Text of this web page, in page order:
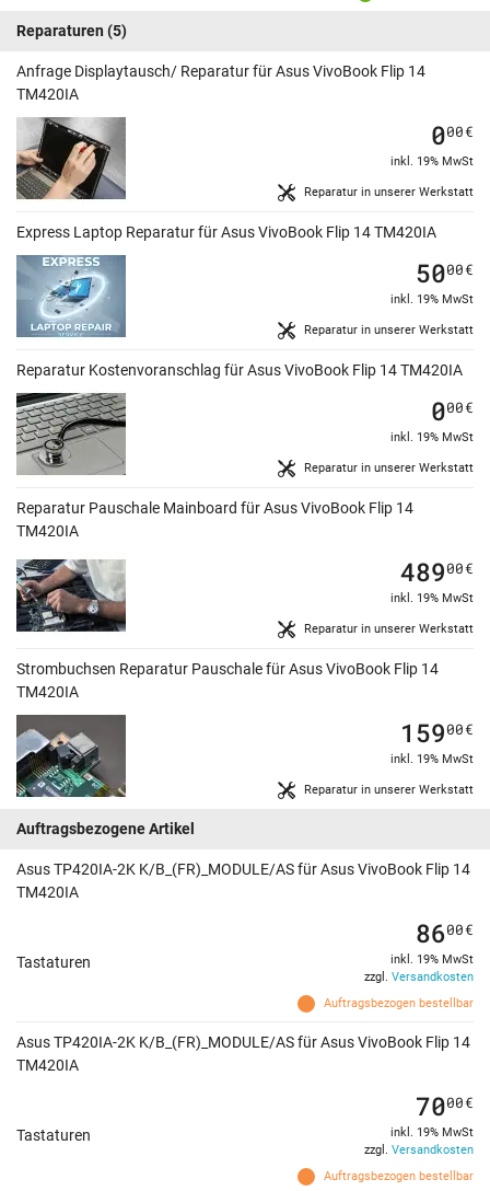
Reparaturen (5)
Anfrage Displaytausch/ Reparatur für Asus VivoBook Flip 14
TM420IA
Reparatur in unserer Werkstatt
000€
inkl. 19% MwSt
Express Laptop Reparatur für Asus VivoBook Flip 14 TM420IA
Reparatur in unserer Werkstatt
5000€
inkl. 19% MwSt
Reparatur Kostenvoranschlag für Asus VivoBook Flip 14 TM420IA
Reparatur in unserer Werkstatt
000€
inkl. 19% MwSt
Reparatur Pauschale Mainboard für Asus VivoBook Flip 14
TM420IA
Reparatur in unserer Werkstatt
48900€
inkl. 19% MwSt
Strombuchsen Reparatur Pauschale für Asus VivoBook Flip 14
TM420IA
Reparatur in unserer Werkstatt
15900€
inkl. 19% MwSt
Auftragsbezogene Artikel
Asus TP420IA-2K K/B_(FR)_MODULE/AS für Asus VivoBook Flip 14
TM420IA
Tastaturen
Auftragsbezogen bestellbar
8600€
inkl. 19% MwSt
zzgl. Versandkosten
Asus TP420IA-2K K/B_(FR)_MODULE/AS für Asus VivoBook Flip 14
TM420IA
Tastaturen
Auftragsbezogen bestellbar
7000€
inkl. 19% MwSt
zzgl. Versandkosten